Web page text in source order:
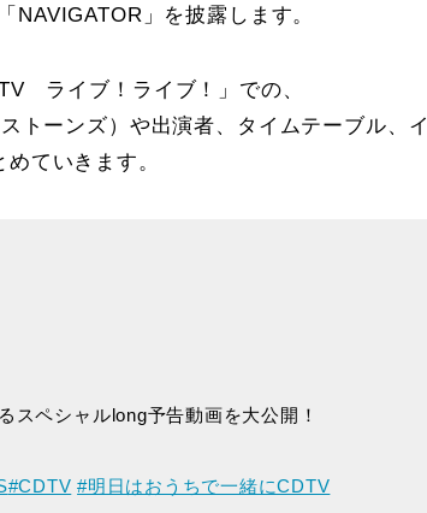
NAVIGATOR」を披露します。
ライブ！ライブ！」での、
トーンズ）や出演者、タイムテーブル、イ
ていきます。
スペシャルlong予告動画を大公開！
#CDTV #明日はおうちで一緒にCDTV